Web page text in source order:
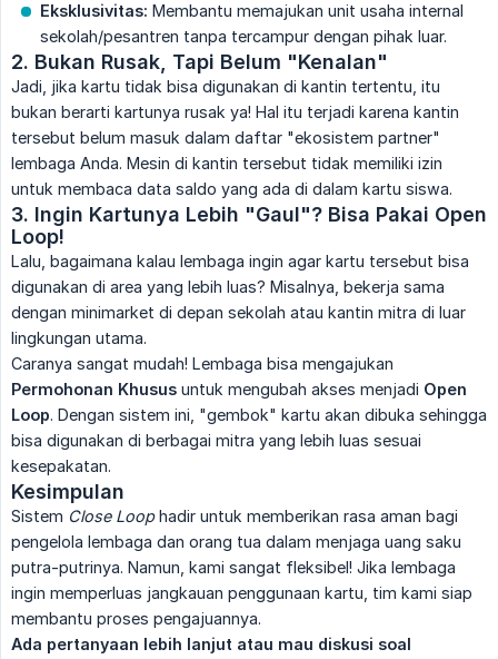
Eksklusivitas: Membantu memajukan unit usaha internal
sekolah/pesantren tanpa tercampur dengan pihak luar.
2. Bukan Rusak, Tapi Belum "Kenalan"
Jadi, jika kartu tidak bisa digunakan di kantin tertentu, itu
bukan berarti kartunya rusak ya! Hal itu terjadi karena kantin
tersebut belum masuk dalam daftar "ekosistem partner"
lembaga Anda. Mesin di kantin tersebut tidak memiliki izin
untuk membaca data saldo yang ada di dalam kartu siswa.
3. Ingin Kartunya Lebih "Gaul"? Bisa Pakai Open
Loop!
Lalu, bagaimana kalau lembaga ingin agar kartu tersebut bisa
digunakan di area yang lebih luas? Misalnya, bekerja sama
dengan minimarket di depan sekolah atau kantin mitra di luar
lingkungan utama.
Caranya sangat mudah! Lembaga bisa mengajukan
Permohonan Khusus untuk mengubah akses menjadi Open
Loop. Dengan sistem ini, "gembok" kartu akan dibuka sehingga
bisa digunakan di berbagai mitra yang lebih luas sesuai
kesepakatan.
Kesimpulan
Sistem Close Loophadir untuk memberikan rasa aman bagi
pengelola lembaga dan orang tua dalam menjaga uang saku
putra-putrinya. Namun, kami sangat fleksibel! Jika lembaga
ingin memperluas jangkauan penggunaan kartu, tim kami siap
membantu proses pengajuannya.
Ada pertanyaan lebih lanjut atau mau diskusi soal